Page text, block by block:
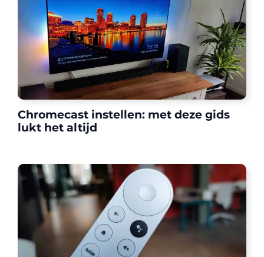
Chromecast instellen: met deze gids
lukt het altijd